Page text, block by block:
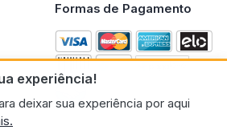
experiência!
deixar sua experiência por aqui
Formas de Pagamento